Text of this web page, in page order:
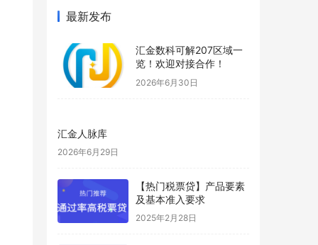
最新发布
汇金数科可解207区域一
览！欢迎对接合作！
2026年6月30日
汇金人脉库
2026年6月29日
【热门税票贷】产品要素
及基本准入要求
2025年2月28日